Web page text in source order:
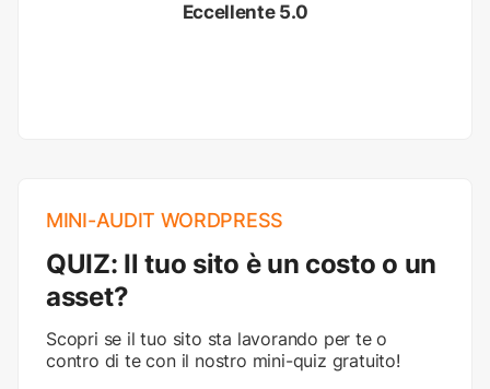
Eccellente 5.0
MINI-AUDIT WORDPRESS
QUIZ: Il tuo sito è un costo o un
asset?
Scopri se il tuo sito sta lavorando per te o
contro di te con il nostro mini-quiz gratuito!